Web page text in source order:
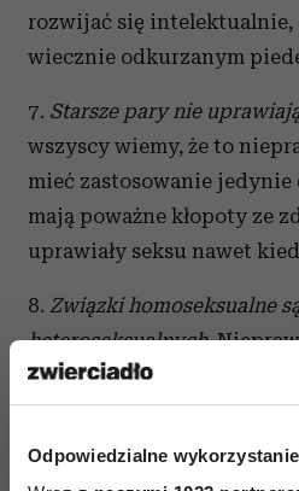
Odpowiedzialne
rozwijać się
wiecznie odkurzanym
7. Starsze pary nie
wszyscy wiemy, że to
mieć zastosowanie
mają poważne kłopoty ze
uprawiały seksu nawet
8. Związki homoseksualne
heteroseksualnych.
homoseksualne dzielą te
prozy życia co
9. Lepiej nie mówić